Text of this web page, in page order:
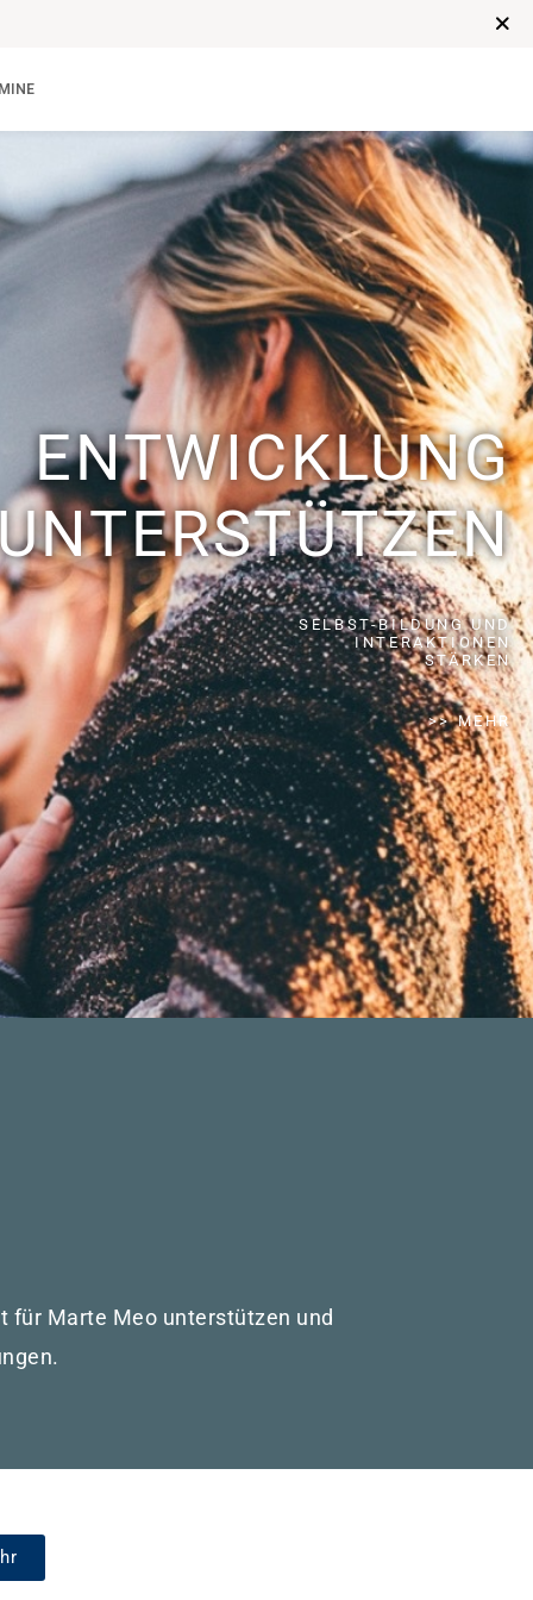
ENTWICKLUNG
SELBST-BILDUNG UND
INTERAKTIONEN
STÄRKEN
>> MEHR
für Marte Meo unterstützen und